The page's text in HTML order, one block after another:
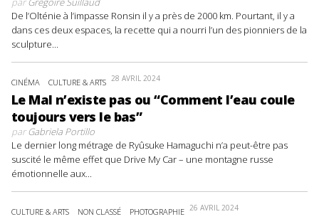
De l’Olténie à l’impasse Ronsin il y a près de 2000 km. Pourtant, il y a
dans ces deux espaces, la recette qui a nourri l’un des pionniers de la
sculpture...
CINÉMA CULTURE & ARTS 28 AVRIL 2024
Le Mal n’existe pas ou “Comment l’eau coule
toujours vers le bas”
parGabriela Portillo
Le dernier long métrage de Ryûsuke Hamaguchi n’a peut-être pas
suscité le même effet que Drive My Car – une montagne russe
émotionnelle aux...
CULTURE & ARTS NON CLASSÉ PHOTOGRAPHIE 26 AVRIL 2024